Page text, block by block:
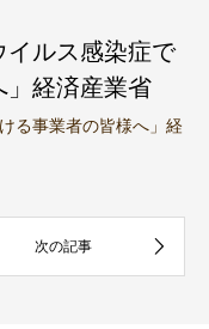
イルス感染症で
」経済産業省
る事業者の皆様へ」経